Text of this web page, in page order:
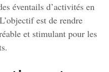
éventails d’activités en
est de rendre
et stimulant pour les